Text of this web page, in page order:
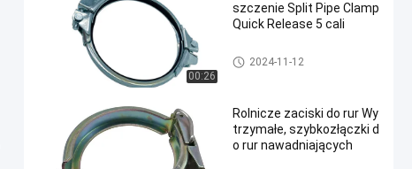
00:26
szczenie Split Pipe Clamp
Quick Release 5 cali
Dzielony zacisk rurowy
2024-11-12
Rolnicze zaciski do rur Wy
trzymałe, szybkozłączki d
o rur nawadniających